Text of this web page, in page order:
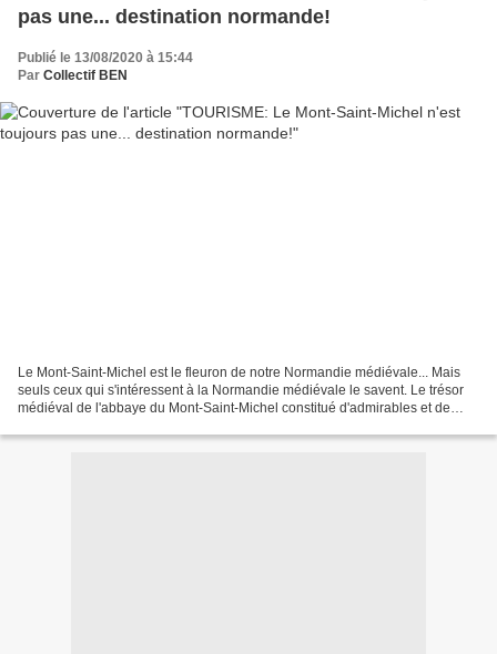
pas une... destination normande!
Publié le 13/08/2020 à 15:44
Par Collectif BEN
Le Mont-Saint-Michel est le fleuron de notre Normandie médiévale... Mais
seuls ceux qui s'intéressent à la Normandie médiévale le savent. Le trésor
médiéval de l'abbaye du Mont-Saint-Michel constitué d'admirables et de